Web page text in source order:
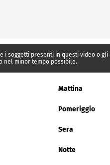
soggetti presenti in questi video o
nel minor tempo possibile.
Mattina
Pomeriggio
Sera
Notte